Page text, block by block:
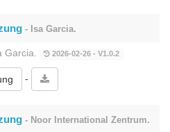
- Isa Garcia.
Garcia. 2026-02-26 - V1.0.2
-
- Noor International Zentrum.